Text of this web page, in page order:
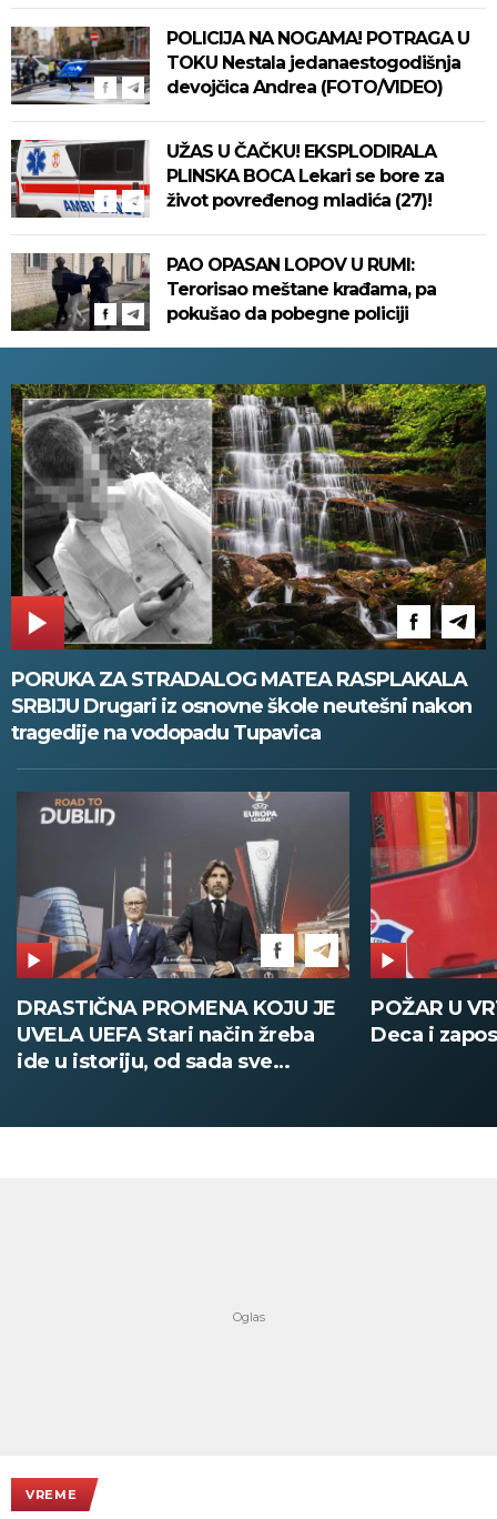
POLICIJA NA NOGAMA! POTRAGA U
TOKU Nestala jedanaestogodišnja
devojčica Andrea (FOTO/VIDEO)
UŽAS U ČAČKU! EKSPLODIRALA
PLINSKA BOCA Lekari se bore za
život povređenog mladića (27)!
PAO OPASAN LOPOV U RUMI:
Terorisao meštane krađama, pa
pokušao da pobegne policiji
PORUKA ZA STRADALOG MATEA RASPLAKALA
SRBIJU Drugari iz osnovne škole neutešni nakon
tragedije na vodopadu Tupavica
DRASTIČNA PROMENA KOJU JE
UVELA UEFA Stari način žreba
ide u istoriju, od sada sve
POŽAR U
Deca i
VREME